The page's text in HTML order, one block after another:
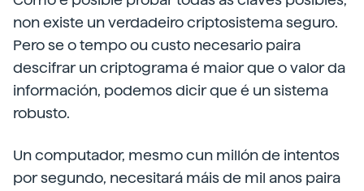
non existe un verdadeiro criptosistema seguro.
Pero se o tempo ou custo necesario paira
descifrar un criptograma é maior que o valor da
información, podemos dicir que é un sistema
robusto.
Un computador, mesmo cun millón de intentos
por segundo, necesitará máis de mil anos paira